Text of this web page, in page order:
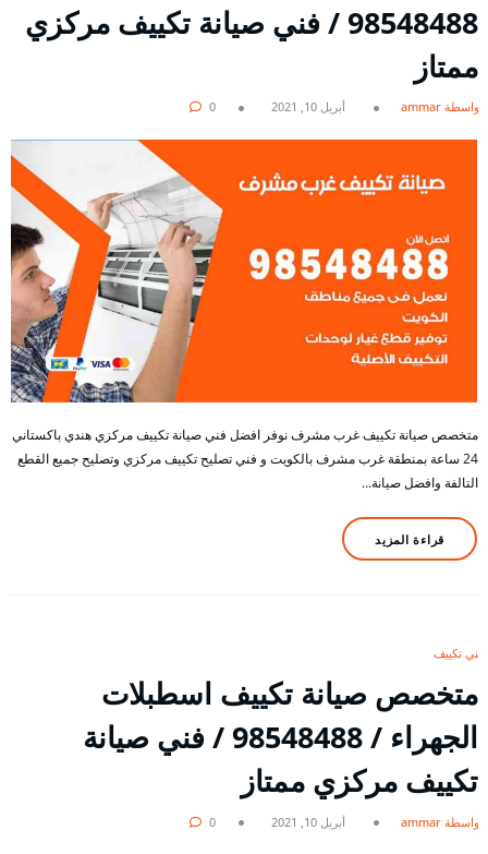
98548488 / فني صيانة تكييف مركزي
ممتاز
بواسطة ammar أبريل 10, 2021 0
متخصص صيانة تكييف غرب مشرف نوفر افضل فني صيانة تكييف مركزي هندي باكستاني
24 ساعة بمنطقة غرب مشرف بالكويت و فني تصليح تكييف مركزي وتصليح جميع القطع
التالفة وافضل صيانة…
قراءة المزيد
فني تكييف
متخصص صيانة تكييف اسطبلات
الجهراء / 98548488 / فني صيانة
تكييف مركزي ممتاز
بواسطة ammar أبريل 10, 2021 0